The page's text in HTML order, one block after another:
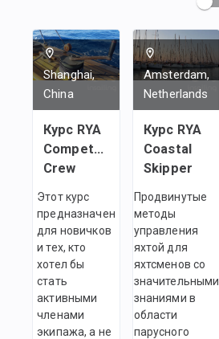
Shanghai,
China
Курс RYA
Competent
Crew
Этот курс
предназначен
для новичков
и тех, кто
хотел бы
стать
активными
членами
экипажа, а не
Amsterdam,
Netherlands
Курс RYA
Coastal
Skipper
Продвинутые
методы
управления
яхтой для
яхтсменов со
значительными
знаниями в
области
парусного